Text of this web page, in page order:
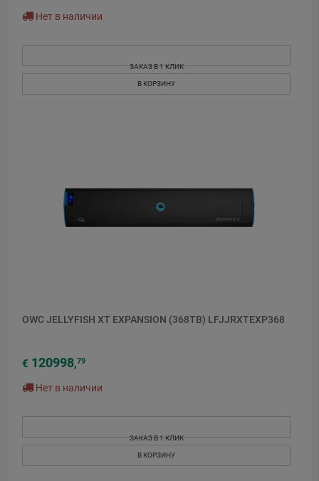
Нет в наличии
ЗАКАЗ В 1 КЛИК
В КОРЗИНУ
OWC JELLYFISH XT EXPANSION (368TB) LFJJRXTEXP368
€ 120998,79
Нет в наличии
ЗАКАЗ В 1 КЛИК
В КОРЗИНУ